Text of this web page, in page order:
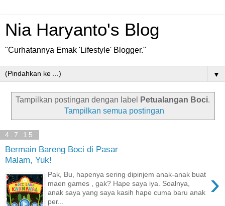
Nia Haryanto's Blog
"Curhatannya Emak 'Lifestyle' Blogger."
▼
Tampilkan postingan dengan label Petualangan Boci.
Tampilkan semua postingan
4.7.15
Bermain Bareng Boci di Pasar
Malam, Yuk!
›
Pak, Bu, hapenya sering dipinjem anak-anak buat
maen games , gak? Hape saya iya. Soalnya,
anak saya yang saya kasih hape cuma baru anak
per...